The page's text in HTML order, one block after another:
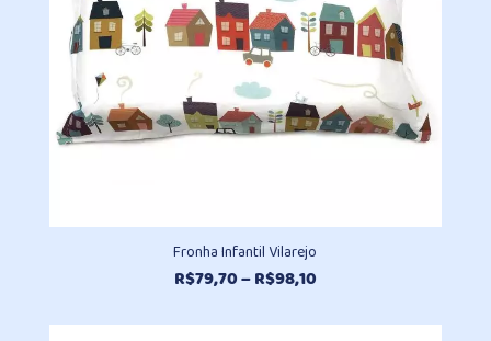
Fronha Infantil Vilarejo
R$79,70–R$98,10Faixa
preço: